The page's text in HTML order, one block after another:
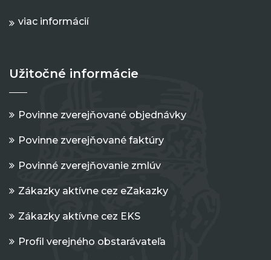
viac informácií
Užitočné informácie
Povinne zverejňované objednávky
Povinne zverejňované faktúry
Povinné zverejňovanie zmlúv
Zákazky aktívne cez eZakazky
Zákazky aktívne cez EKS
Profil verejného obstarávateľa